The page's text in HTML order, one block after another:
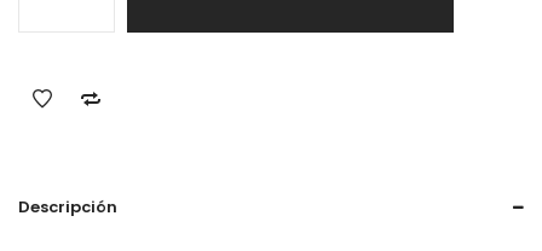
cantidad
Descripción